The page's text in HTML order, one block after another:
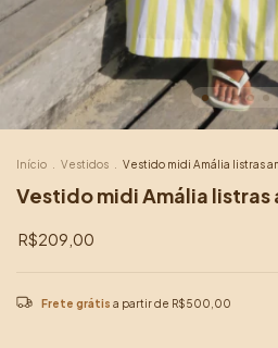
Início Vestidos Vestido midi Amália listras
Vestido midi Amália listras
R$209,00
Frete grátis a partir de R$500,00